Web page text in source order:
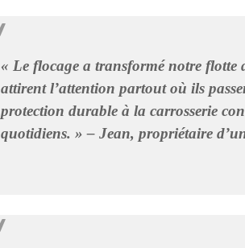
« Le flocage a transformé notre flotte
attirent l’attention partout où ils
protection durable à la carrosserie
quotidiens. » – Jean, propriétaire